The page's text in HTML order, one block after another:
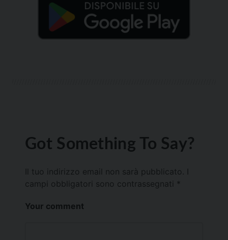
Got Something To Say?
Il tuo indirizzo email non sarà pubblicato.
campi obbligatori sono contrassegnati *
Your comment